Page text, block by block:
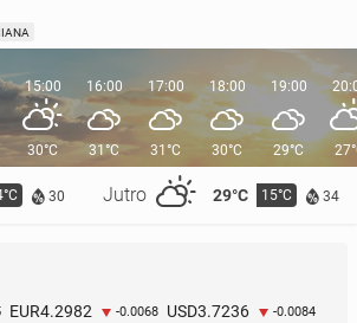
30 Jutro 29°C 15°C 34
15:00
30°C
16:00
31°C
17:00
31°C
18:00
30°C
19:00
29°C
EUR4.2982 -0.0068 USD3.7236 -0.0084